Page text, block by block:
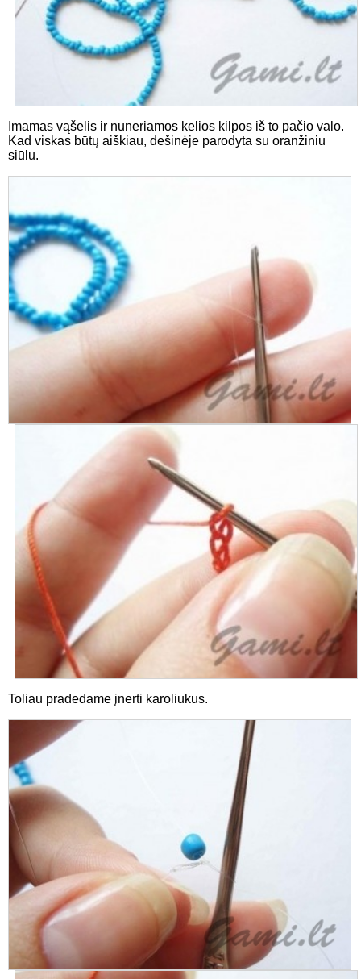
Imamas vąšelis ir nuneriamos kelios kilpos iš to pačio valo.
Kad viskas būtų aiškiau, dešinėje parodyta su oranžiniu
siūlu.
Toliau pradedame įnerti karoliukus.